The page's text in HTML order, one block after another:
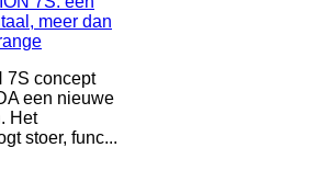
7S concept
een nieuwe
Het
stoer, func...